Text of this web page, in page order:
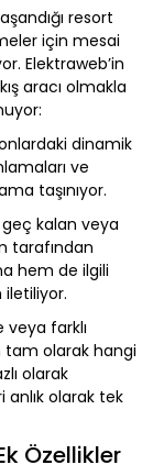
resort
için mesai
Elektraweb’in
aracı olmakla
dinamik
ve
taşınıyor.
kalan veya
tarafından
hem de ilgili
veya farklı
tam olarak hangi
olarak
olarak tek
Özellikler